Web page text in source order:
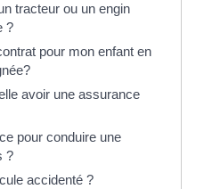
tracteur ou un engin
?
pour mon enfant en
avoir une assurance
pour conduire une
?
accidenté ?